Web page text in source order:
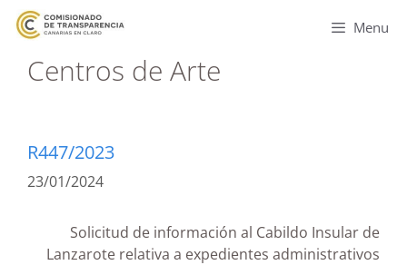
Menu
Centros de Arte
R447/2023
23/01/2024
Solicitud de información al Cabildo Insular de
Lanzarote relativa a expedientes administrativos